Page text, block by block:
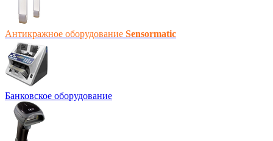
Антикражное оборудование Sensormatic
Банковское оборудование